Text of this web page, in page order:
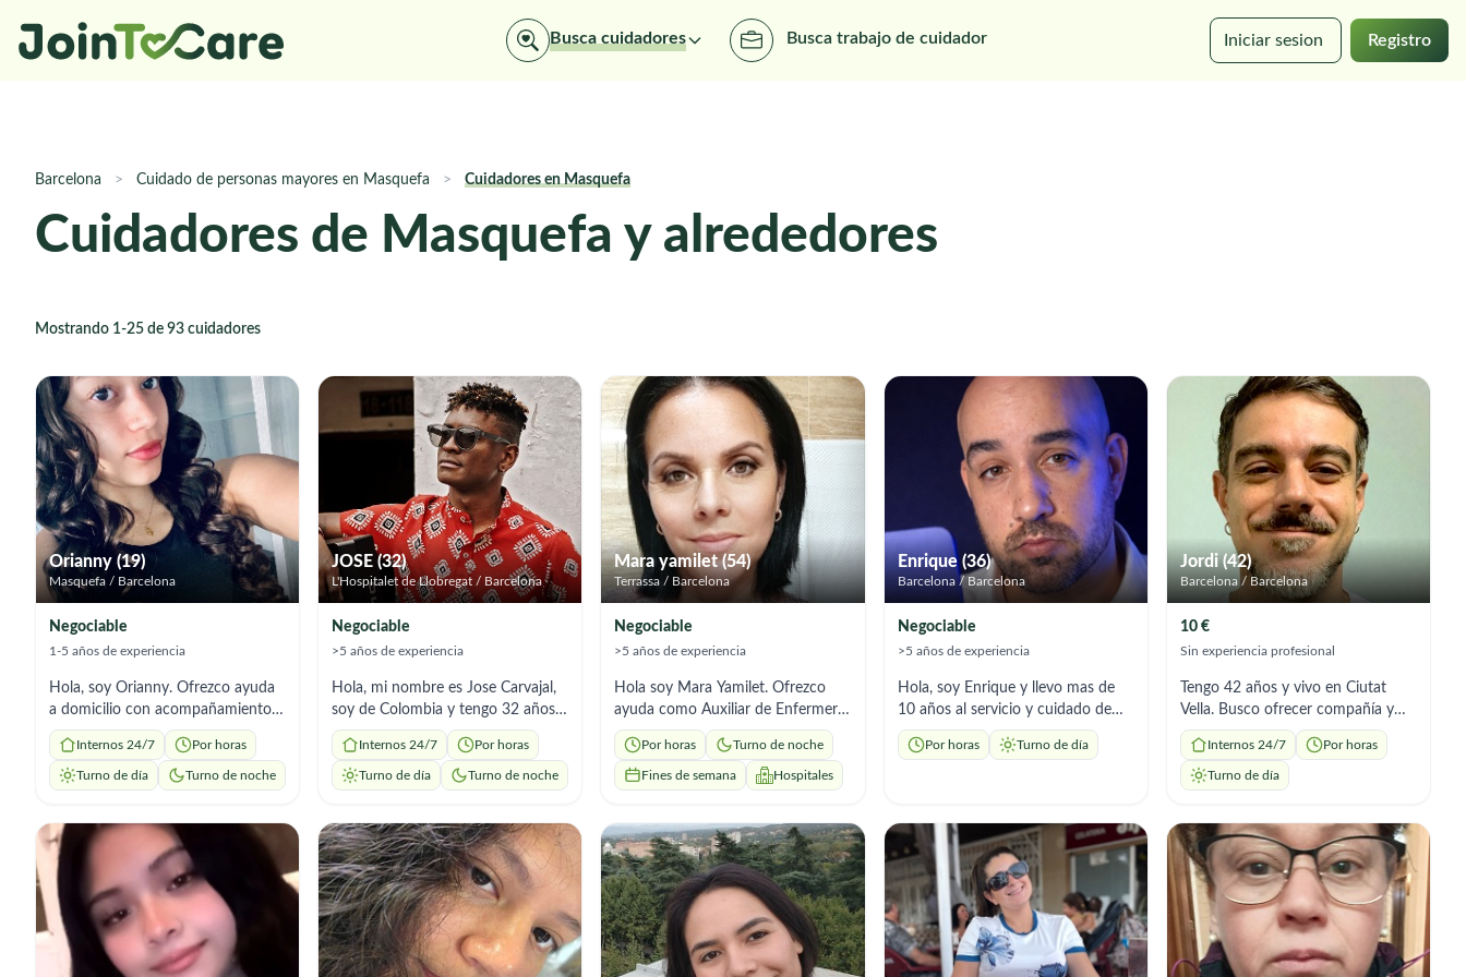
Busca cuidadores Busca trabajo de cuidador Iniciar sesion Registro
Barcelona > Cuidado de personas mayores en Masquefa > Cuidadores en Masquefa
Cuidadores de Masquefa y alrededores
Mostrando 1-25 de 93 cuidadores
Orianny (19)
Masquefa / Barcelona
Negociable
1-5 años de experiencia
Hola, soy Orianny. Ofrezco ayuda
a domicilio con acompañamiento,
tareas del hogar preparacion de
comidas. Soy responsable y me
adapto a los horarios que necesites
Internos 24/7 Por horas
Turno de día Turno de noche
JOSE (32)
L'Hospitalet de Llobregat / Barcelona
Negociable
>5 años de experiencia
Hola, mi nombre es Jose Carvajal,
soy de Colombia y tengo 32 años.
Actualmente me encuentro en
España con el objetivo de iniciar
mis estudios y continuar
país me formé como trabajador
social y también soy licenciado en
educación artística, profesiones
que me han permitido desarrollar
una gran sensibilidad humana,
sentido de responsabilidad y
compromiso con el bienestar de las
Internos 24/7 Por horas
Turno de día Turno de noche
Mara yamilet (54)
Terrassa / Barcelona
Negociable
>5 años de experiencia
Hola soy Mara Yamilet. Ofrezco
ayuda como Auxiliar de Enfermería
especializada en Geriatría. Cuento
con más de 18 años de experiencia
dedicados exclusivamente al
permitido desarrollar no solo los
conocimientos técnicos necesarios,
sino también la empatía, paciencia
y sensibilidad que requiere esta
labor. Cuidado y apoyo en el aseo
personal,higiene y confort diario de
los usuarios,respetando siempre
Por horas Turno de noche
Fines de semana Hospitales
Enrique (36)
Barcelona / Barcelona
Negociable
>5 años de experiencia
Hola, soy Enrique y llevo mas de
10 años al servicio y cuidado de
pacientes con todo tipo de
dependencias. Enfermedades
relacionados con la salud mental.
Actualmente trabajo como
personal sanitario en el área de
lesiones medulares. Por lo que mi
especialidad es las movilizaciones
de pacientes, cambios posturales, y
demás. Además de brindar el
Por horas Turno de día
Jordi (42)
Barcelona / Barcelona
10 €
Sin experiencia profesional
Tengo 42 años y vivo en Ciutat
Vella. Busco ofrecer compañía y
apoyo a personas mayores que
necesiten alguien con quien salir a
pasear, conversar, hacer compras o
Ciutat Vella. No tengo experiencia
profesional en el cuidado de
personas mayores, pero sí he
trabajado durante años en
hostelería, en cafeterías familiares
con mucho público mayor. Allí
aprendí algo importante: escuchar,
Internos 24/7 Por horas
Turno de día